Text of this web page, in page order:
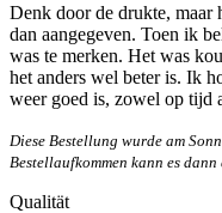
Denk door de drukte, maar
dan aangegeven. Toen ik
was te merken. Het was
het anders wel beter is. Ik
weer goed is, zowel op tijd
Diese Bestellung wurde am
Bestellaufkommen kann es
Qualität